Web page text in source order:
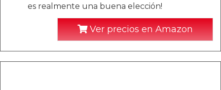
es realmente una buena elección!
Ver precios en Amazon